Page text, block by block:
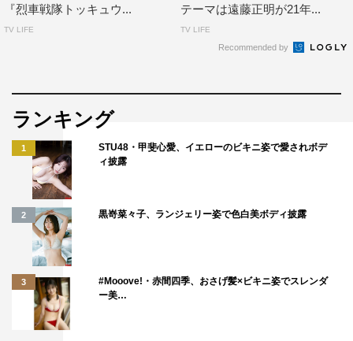
『烈車戦隊トッキュウ...
TV LIFE
テーマは遠藤正明が21年...
TV LIFE
Recommended by
ランキング
1
STU48・甲斐心愛、イエローのビキニ姿で愛されボデ
ィ披露
2 黒嵜菜々子、ランジェリー姿で色白美ボディ披露
3
#Mooove!・赤間四季、おさげ髪×ビキニ姿でスレンダ
ー美…